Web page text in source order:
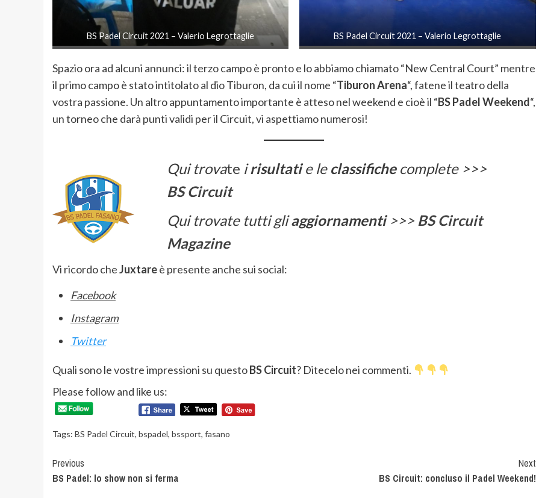
BS Padel Circuit 2021 – Valerio Legrottaglie BS Padel Circuit 2021 – Valerio Legrottaglie
Spazio ora ad alcuni annunci: il terzo campo è pronto e lo abbiamo chiamato “New Central Court” mentre
il primo campo è stato intitolato al dio Tiburon, da cui il nome “Tiburon Arena“, fatene il teatro della
vostra passione. Un altro appuntamento importante è atteso nel weekend e cioè il “BS Padel Weekend“,
un torneo che darà punti validi per il Circuit, vi aspettiamo numerosi!
Qui trovate irisultatie le classifiche complete >>>
BS Circuit
Qui trovate tutti gliaggiornamenti>>> BS Circuit
Magazine
Vi ricordo cheJuxtareè presente anche sui social:
Facebook
Instagram
Twitter
Quali sono le vostre impressioni su questoBS Circuit? Ditecelo nei commenti.
Please follow and like us:
Tags: BS Padel Circuit, bspadel, bssport, fasano
Continue
Reading
Previous
BS Padel: lo show non si ferma
Next
BS Circuit: concluso il Padel Weekend!